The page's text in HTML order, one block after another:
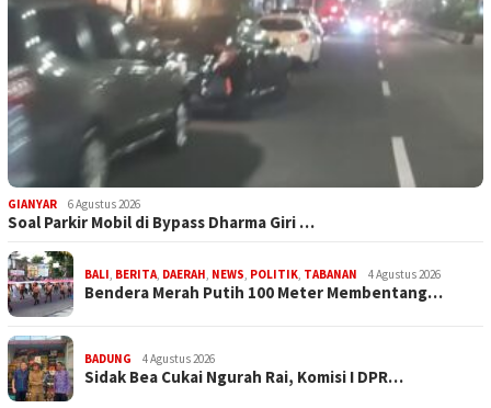
GIANYAR 6 Agustus 2026
Soal Parkir Mobil di Bypass Dharma Giri …
BALI, BERITA, DAERAH, NEWS, POLITIK, TABANAN 4 Agustus 2026
Bendera Merah Putih 100 Meter Membentang…
BADUNG 4 Agustus 2026
Sidak Bea Cukai Ngurah Rai, Komisi I DPR…